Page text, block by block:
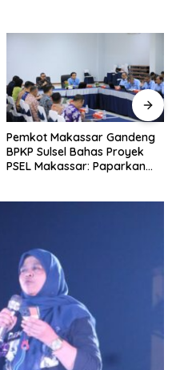
Pemkot Makassar Gandeng
BPKP Sulsel Bahas Proyek
PSEL Makassar: Paparkan